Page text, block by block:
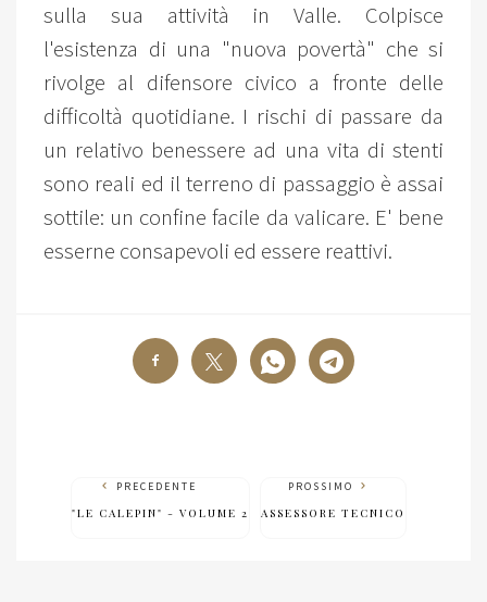
sulla sua attività in Valle. Colpisce
l'esistenza di una "nuova povertà" che si
rivolge al difensore civico a fronte delle
difficoltà quotidiane. I rischi di passare da
un relativo benessere ad una vita di stenti
sono reali ed il terreno di passaggio è assai
sottile: un confine facile da valicare. E' bene
esserne consapevoli ed essere reattivi.
PRECEDENTE
"LE CALEPIN" - VOLUME 2
PROSSIMO
ASSESSORE TECNICO